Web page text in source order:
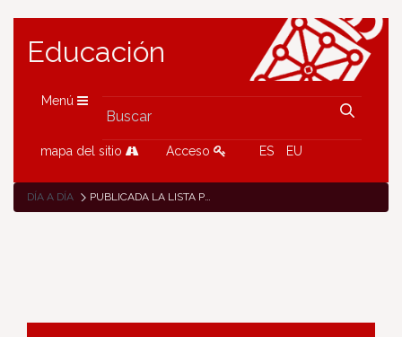
Educación
Menú
mapa del sitio Acceso ES EU
DÍA A DÍA PUBLICADA LA LISTA PROVISIONAL DE LOS PROYECTOS SELECCIONADOS DE INNOVACIÓN EDUCATIVA